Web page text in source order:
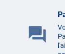
question_answer